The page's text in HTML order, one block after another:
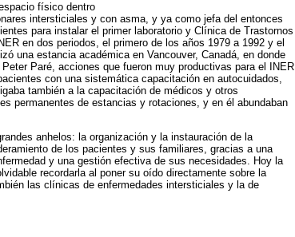
físico dentro
intersticiales y con asma, y ya como jefa del entonces
para instalar el primer laboratorio y Clínica de Trastornos
en dos periodos, el primero de los años 1979 a 1992 y el
una estancia académica en Vancouver, Canadá, en donde
Paré, acciones que fueron muy productivas para el INER
con una sistemática capacitación en autocuidados,
también a la capacitación de médicos y otros
permanentes de estancias y rotaciones, y en él abundaban
anhelos: la organización y la instauración de la
de los pacientes y sus familiares, gracias a una
y una gestión efectiva de sus necesidades. Hoy la
recordarla al poner su oído directamente sobre la
las clínicas de enfermedades intersticiales y la de